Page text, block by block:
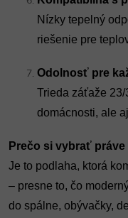
Nízky tepelný
riešenie pre
Odolnosť pre
Trieda záťaže
domácnosti, ale
Prečo si vybrať
Je to podlaha, ktorá
– presne to, čo
do spálne, obývačky,